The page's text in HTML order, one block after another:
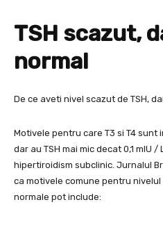
TSH scazut,
normal
De ce aveti nivel scazut de TSH,
Motivele pentru care T3 si T4
dar au TSH mai mic decat 0,1 mIU
hipertiroidism subclinic. Jurnalul
ca motivele comune pentru nivelul
normale pot include: